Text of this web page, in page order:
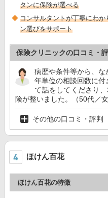
タンに保険が選べる
コンサルタントが丁寧にわ
ン選びをサポート
保険クリニックの口コミ・
病歴や条件等から、な
年単位の相談回数に
て話をしてくださり
険が整いました。（50代／女
その他の口コミ・評判
ほけん百花
ほけん百花の特徴